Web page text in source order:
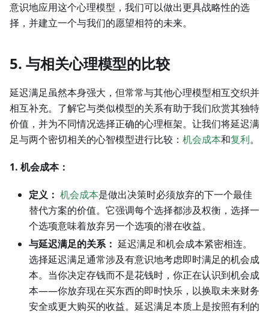
意识地应用这个心理模型，我们可以做出更具战略性的选
择，并建立一个与我们的愿望相符的未来。
5. 与相关心理模型的比较
延迟满足虽然本身强大，但常常与其他心理模型相互交织并
相互补充。了解它与类似模型的关系有助于我们欣赏其独特
价值，并为不同情况选择正确的心理框架。让我们将延迟满
足与两个密切相关的心智模型进行比较： 机会成本和复利。
1. 机会成本：
定义： 机会成本是做出决策时必须放弃的下一个最佳
替代方案的价值。它强调每个选择都涉及权衡，选择一
个选项意味着放弃另一个选项的潜在收益。
与延迟满足的关系： 延迟满足和机会成本紧密相连。
选择延迟满足通常涉及有意识地考虑即时满足的机会成
本。当你决定存钱而不是花钱时，你正在认识到机会成
本——你放弃现在买东西的即时快乐，以换取未来财务
安全或更大购买的收益。延迟满足本质上是按照有利的